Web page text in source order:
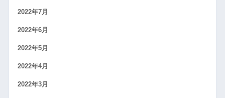
2022年7月
2022年6月
2022年5月
2022年4月
2022年3月